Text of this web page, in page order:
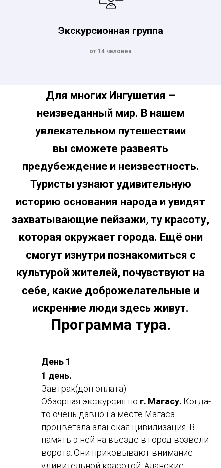
Экскурсионная группа
от 14 человек
Для многих Ингушетия –
неизведанный мир. В нашем
увлекательном путешествии
вы сможете развеять
предубеждение и неизвестность.
Туристы узнают удивительную
историю основания народа и увидят
захватывающие пейзажи, ту красоту,
которая окружает города. Ещё они
смогут изнутри познакомиться с
культурой жителей, почувствуют на
себе, какие доброжелательные и
искренние люди здесь живут.
Программа тура.
День 1
1 день.
Завтрак(доп оплата)
Обзорная экскурсия по г. Магасу. Когда-
то очень давно на месте Магаса
процветала аланская цивилизация. В
память о ней на въезде в город возвели
ворота. Они приковывают внимание
удивительной красотой. Аланские